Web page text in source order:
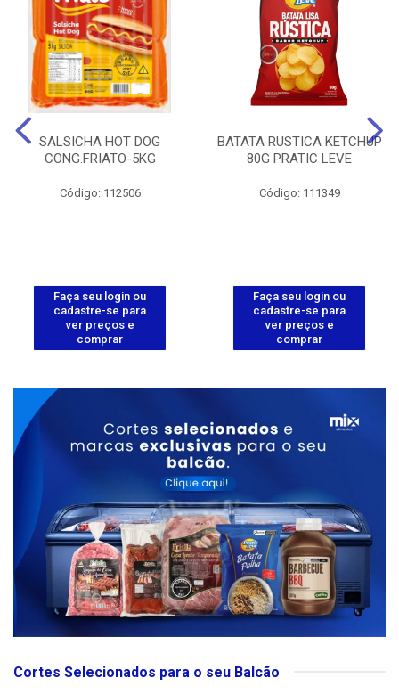
SALSICHA HOT DOG
CONG.FRIATO-5KG
Código: 112506
Faça seu login ou
cadastre-se para
ver preços e
comprar
BATATA RUSTICA KETCHUP
80G PRATIC LEVE
Código: 111349
Faça seu login ou
cadastre-se para
ver preços e
comprar
Cortes Selecionados para o seu Balcão